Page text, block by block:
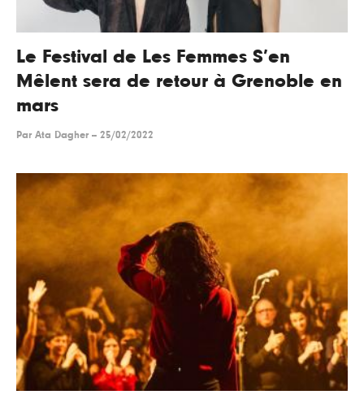
Le Festival de Les Femmes S’en
Mêlent sera de retour à Grenoble en
mars
Par Ata Dagher -- 25/02/2022